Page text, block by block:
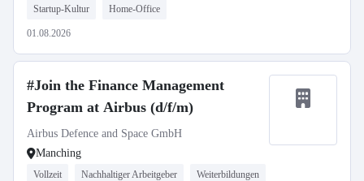
Startup-Kultur Home-Office
01.08.2026
#Join the Finance Management
Program at Airbus (d/f/m)
Airbus Defence and Space GmbH
Manching
Vollzeit Nachhaltiger Arbeitgeber Weiterbildungen